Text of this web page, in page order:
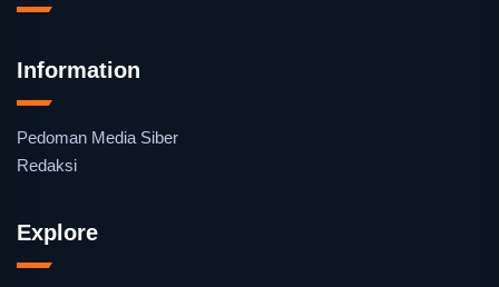
Information
Pedoman Media Siber
Redaksi
Explore